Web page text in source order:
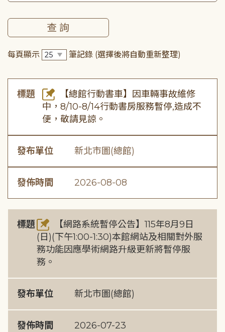
每頁顯示 筆記錄 (選擇後將自動重新整理)
標題
【總館行動書車】因車輛事故維修
中，8/10-8/14行動書房服務暫停,造成不
便，敬請見諒。
發布單位 新北市圖(總館)
發佈時間 2026-08-08
標題
【網路系統暫停公告】115年8月9日
(日)(下午1:00-1:30)本館網站及相關對外服
務功能因應學術網路升級更新將暫停服
務。
發布單位 新北市圖(總館)
發佈時間 2026-07-23